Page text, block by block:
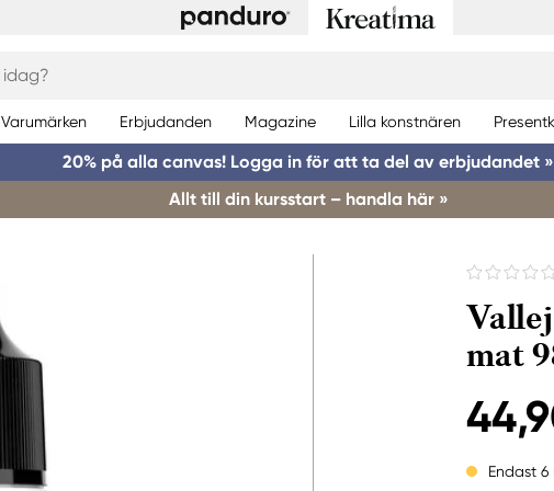
Varumärken Erbjudanden Magazine Lilla konstnären
20% på alla canvas! Logga in för att ta del av erbjudandet »
Allt till din kursstart – handla här »
mat
Endast 6